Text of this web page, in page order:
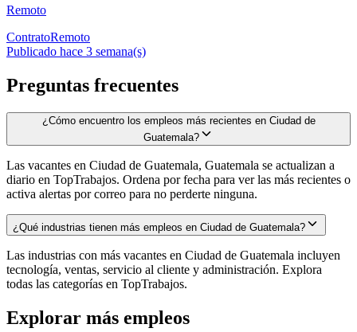
Remoto
ContratoRemoto
Publicado hace 3 semana(s)
Preguntas frecuentes
¿Cómo encuentro los empleos más recientes en Ciudad de
Guatemala?
Las vacantes en Ciudad de Guatemala, Guatemala se actualizan a
diario en TopTrabajos. Ordena por fecha para ver las más recientes o
activa alertas por correo para no perderte ninguna.
¿Qué industrias tienen más empleos en Ciudad de Guatemala?
Las industrias con más vacantes en Ciudad de Guatemala incluyen
tecnología, ventas, servicio al cliente y administración. Explora
todas las categorías en TopTrabajos.
Explorar más empleos